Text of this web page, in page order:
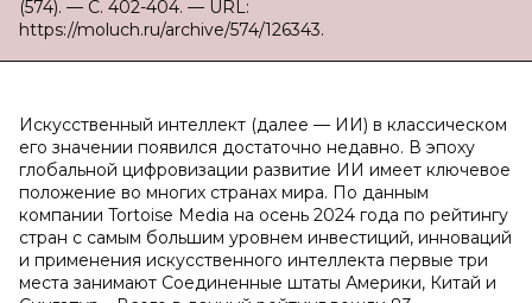
(574). — С. 402-404. — URL:
https://moluch.ru/archive/574/126343.
Искусственный интеллект (далее — ИИ) в классическом
его значении появился достаточно недавно. В эпоху
глобальной цифровизации развитие ИИ имеет ключевое
положение во многих странах мира. По данным
компании Tortoise Media на осень 2024 года по рейтингу
стран с самым большим уровнем инвестиций, инноваций
и применения искусственного интеллекта первые три
места занимают Соединенные штаты Америки, Китай и